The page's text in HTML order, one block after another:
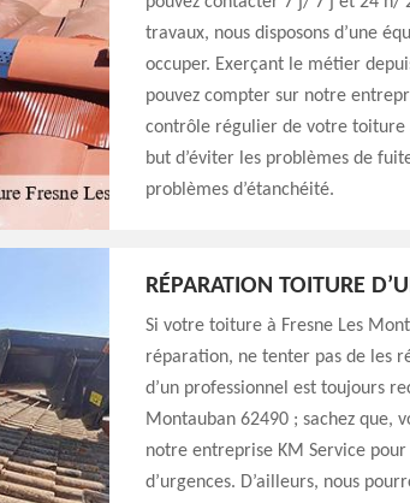
travaux, nous disposons d’une
occuper. Exerçant le métier
pouvez compter sur notre
contrôle régulier de votre toiture
but d’éviter les problèmes de
problèmes d’étanchéité.
RÉPARATION TOITURE
Si votre toiture à Fresne Les
réparation, ne tenter pas de les
d’un professionnel est toujours
Montauban 62490 ; sachez que,
notre entreprise KM Service pour
d’urgences. D’ailleurs, nous